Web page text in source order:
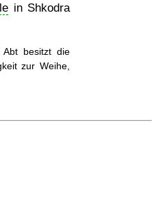
in Shkodra
Abt besitzt die
zur Weihe,